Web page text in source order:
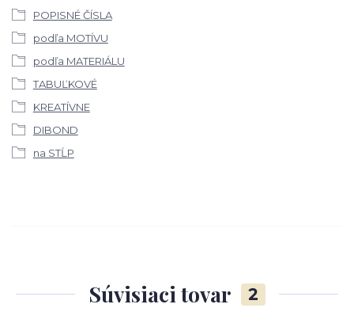
POPISNÉ ČÍSLA
podľa MOTÍVU
podľa MATERIÁLU
TABUĽKOVÉ
KREATÍVNE
DIBOND
na STĹP
Súvisiaci tovar 2